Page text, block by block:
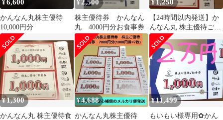
¥6,600
かんなん丸株主優待
10,000円分
¥ 2,500
株主優待券 かんなん
丸 4000円分お食事券
¥ 1,250
【24時間以内発送】か
んなん丸 株主優待ご飲
食券 1,000円×2枚
¥1,300
かんなん丸 株主優待食
¥4,688
かんなん丸株主優待
¥11,499
もいもい様専用✿かん